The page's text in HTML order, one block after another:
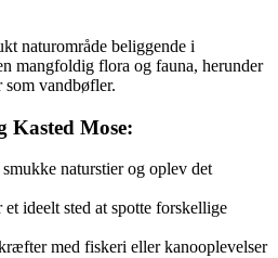
naturområde beliggende i
mangfoldig flora og fauna, herunder
vandbøfler.
Kasted Mose:
naturstier og oplev det
et ideelt sted at spotte forskellige
med fiskeri eller kanooplevelser